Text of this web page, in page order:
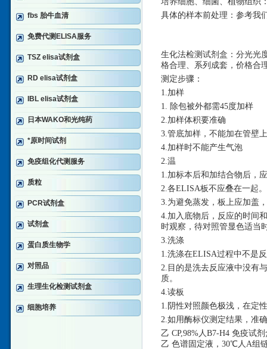
fbs 胎牛血清
免费代测ELISA服务
TSZ elisa试剂盒
RD elisa试剂盒
IBL elisa试剂盒
日本WAKO和光纯药
*原时间试剂
免疫组化代测服务
质粒
PCR试剂盒
试剂盒
蛋白质生物学
对照品
生理生化检测试剂盒
细胞培养
具体的样本前处理：参考我
生化法检测试剂盒：分光光
格合理、系列成套，价格合
测定步骤：
1.加样
1. 除包被外都需45度加样
2.加样体积要准确
3.管底加样，不能加在管壁上
4.加样时不能产生气泡
2.温
1.加标本后和加结合物后，
2.各ELISA板不应叠在一起。
3.为避免蒸发，板上应加盖
4.加入底物后，反应的时间
时观察，待对照管显色适当
3.洗涤
1.洗涤在ELISA过程中不是
2.目的是洗去反应液中没有
质。
4.读板
1.阴性对照颜色极浅，在定
2.如用酶标仪测定结果，准
乙 CP,98%人B7-H4 免疫试
乙 色谱固定液， 30℃人A组